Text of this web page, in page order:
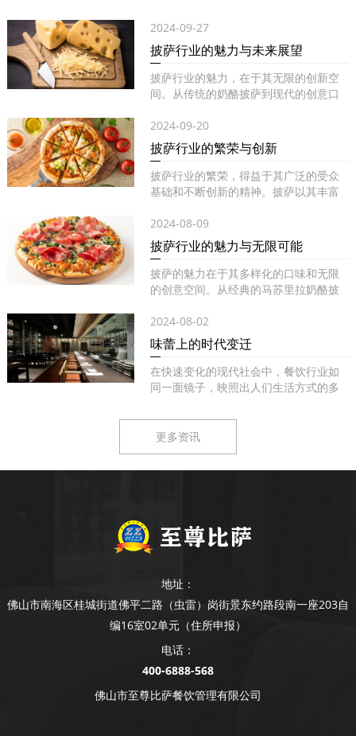
2024-09-27
披萨行业的魅力与未来展望
披萨行业的魅力，在于其无限的创新空
间。从传统的奶酪披萨到现代的创意口
2024-09-20
披萨行业的繁荣与创新
披萨行业的繁荣，得益于其广泛的受众
基础和不断创新的精神。披萨以其丰富
2024-08-09
披萨行业的魅力与无限可能
披萨的魅力在于其多样化的口味和无限
的创意空间。从经典的马苏里拉奶酪披
2024-08-02
味蕾上的时代变迁
在快速变化的现代社会中，餐饮行业如
同一面镜子，映照出人们生活方式的多
更多资讯
地址：
佛山市南海区桂城街道佛平二路（虫雷）岗街景东约路段南一座203自
编16室02单元（住所申报）
电话：
400-6888-568
佛山市至尊比萨餐饮管理有限公司